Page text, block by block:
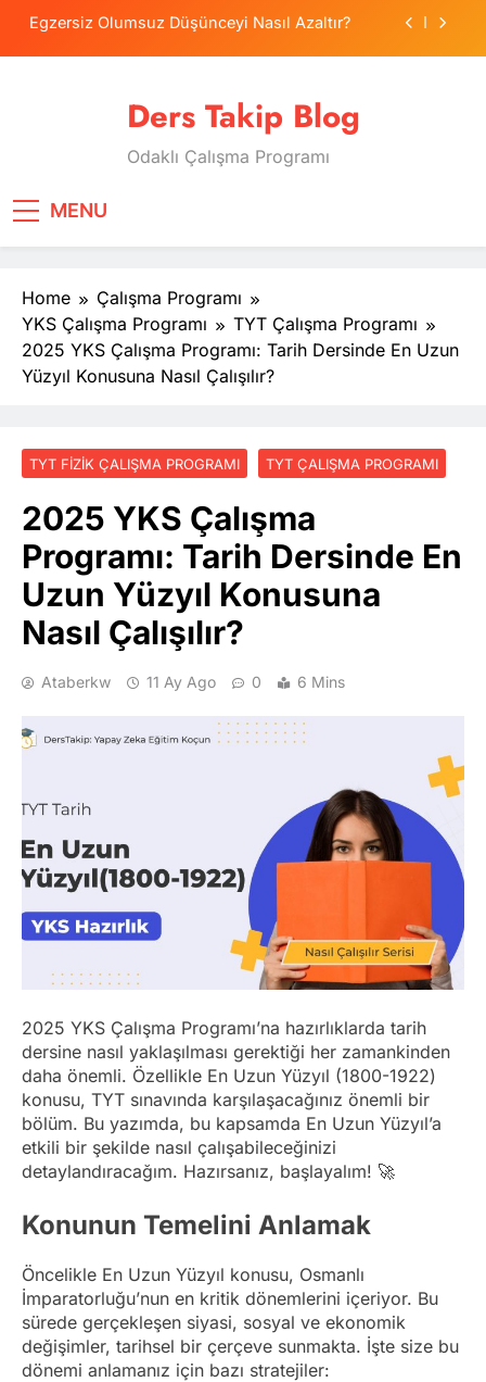
SkipEgzersiz Olumsuz Düşünceyi Nasıl Azaltır?
Tercih Stresinde Veliler Çocuğa Nasıl Destek
Tekrarlama Zorlantısı: Neden Geçmişi
Egzersiz Olumsuz Düşünceyi Nasıl Azaltır?
Psikolojide Sistematik Duyarsızlaştırma
Tercih Stresinde Veliler Çocuğa Nasıl Destek
Olur?
Ders Takip Blog
Odaklı Çalışma Programı
MENU
Home
Çalışma Programı
YKS Çalışma Programı
TYT Çalışma Programı
2025 YKS Çalışma Programı: Tarih Dersinde En Uzun
Yüzyıl Konusuna Nasıl Çalışılır?
TYT FIZIK ÇALIŞMA PROGRAMI TYT ÇALIŞMA PROGRAMI
2025 YKS Çalışma
Programı: Tarih Dersinde En
Uzun Yüzyıl Konusuna
Nasıl Çalışılır?
Ataberkw 11 Ay Ago 0 6 Mins
2025 YKS Çalışma Programı’na hazırlıklarda tarih
dersine nasıl yaklaşılması gerektiği her zamankinden
daha önemli. Özellikle En Uzun Yüzyıl (1800-1922)
konusu, TYT sınavında karşılaşacağınız önemli bir
bölüm. Bu yazımda, bu kapsamda En Uzun Yüzyıl’a
etkili bir şekilde nasıl çalışabileceğinizi
detaylandıracağım. Hazırsanız, başlayalım! 🚀
Konunun Temelini Anlamak
Öncelikle En Uzun Yüzyıl konusu, Osmanlı
İmparatorluğu’nun en kritik dönemlerini içeriyor. Bu
sürede gerçekleşen siyasi, sosyal ve ekonomik
değişimler, tarihsel bir çerçeve sunmakta. İşte size bu
dönemi anlamanız için bazı stratejiler: